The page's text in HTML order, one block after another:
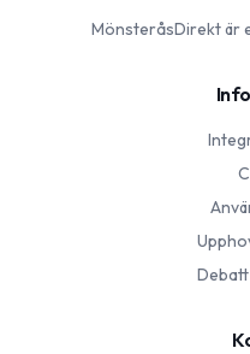
MönsteråsDirektär